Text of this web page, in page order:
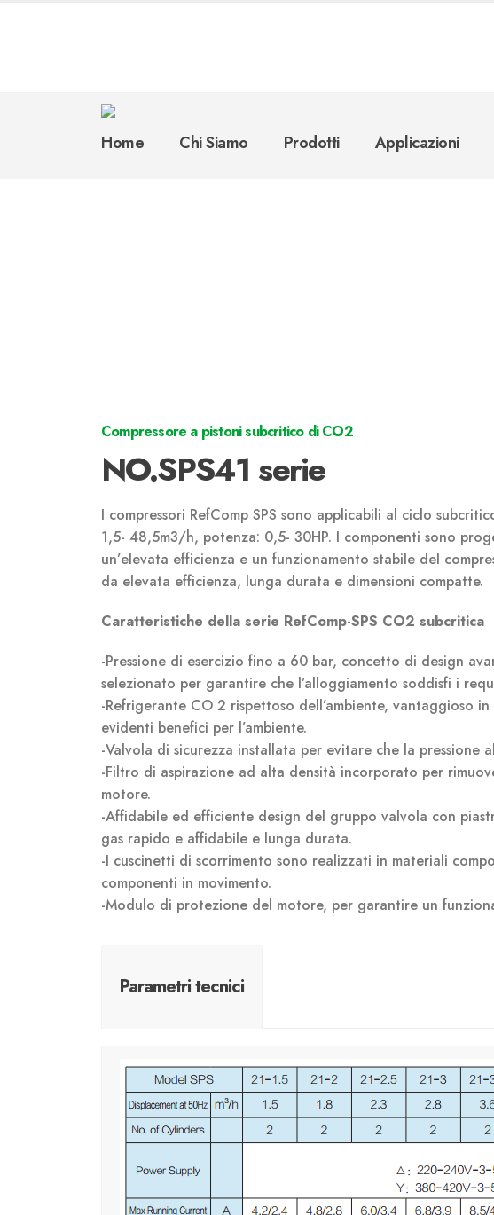
Home Chi Siamo Prodotti Applicazioni
Compressore a pistoni subcritico di CO2
NO.SPS41 serie
I compressori RefComp SPS sono applicabili al ciclo
1,5- 48,5m3/h, potenza: 0,5- 30HP. I componenti sono
un’elevata efficienza e un funzionamento stabile del
da elevata efficienza, lunga durata e dimensioni compatte.
Caratteristiche della serie RefComp-SPS CO2 subcritica
-Pressione di esercizio fino a 60 bar, concetto di design
selezionato per garantire che l’alloggiamento soddisfi i
-Refrigerante CO 2 rispettoso dell’ambiente, vantaggioso
evidenti benefici per l’ambiente.
-Valvola di sicurezza installata per evitare che la pressione
-Filtro di aspirazione ad alta densità incorporato per
motore.
-Affidabile ed efficiente design del gruppo valvola con
gas rapido e affidabile e lunga durata.
-I cuscinetti di scorrimento sono realizzati in materiali
componenti in movimento.
-Modulo di protezione del motore, per garantire un
Parametri tecnici